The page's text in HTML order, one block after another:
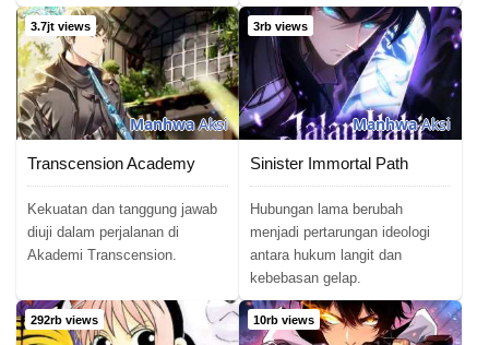
3.7jt views
ManhwaAksi
Transcension Academy
Kekuatan dan tanggung jawab
diuji dalam perjalanan di
Akademi Transcension.
3rb views
ManhwaAksi
Sinister Immortal Path
Hubungan lama berubah
menjadi pertarungan ideologi
antara hukum langit dan
kebebasan gelap.
292rb views 10rb views